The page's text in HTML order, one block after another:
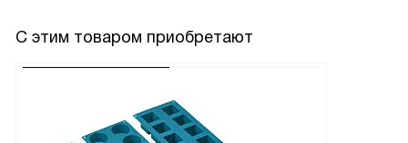
С этим товаром приобретают